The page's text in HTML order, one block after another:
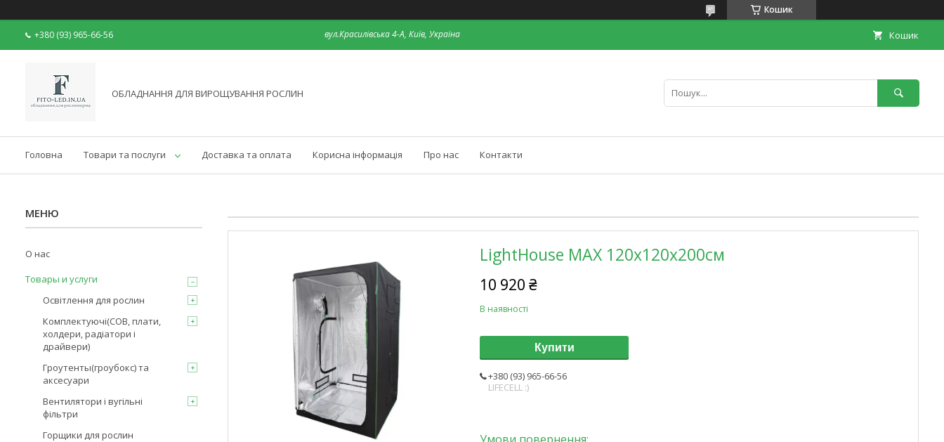
Кошик
+380 (93) 965-66-56 вул.Красилівська 4-А, Київ, Україна Кошик
ОБЛАДНАННЯ ДЛЯ ВИРОЩУВАННЯ РОСЛИН
Головна Товари та послуги Доставка та оплата Корисна інформація Про нас Контакти
LightHouse MAX 120x120x200см
10 920 ₴
В наявності
Купити
+380 (93) 965-66-56
LIFECELL :)
О нас
Товары и услуги
Освітлення для рослин
Комплектуючі(COB, плати,
холдери, радіатори і
драйвери)
Гроутенты(гроубокс) та
аксесуари
Вентилятори і вугільні
фільтри
Горщики для рослин